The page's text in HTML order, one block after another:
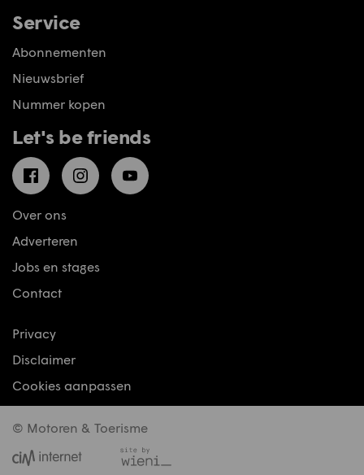
Service
Abonnementen
Nieuwsbrief
Nummer kopen
Let's be friends
FacebookInstagramYouTube
Over ons
Adverteren
Jobs en stages
Contact
Privacy
Disclaimer
Cookies aanpassen
© Motoren & Toerisme